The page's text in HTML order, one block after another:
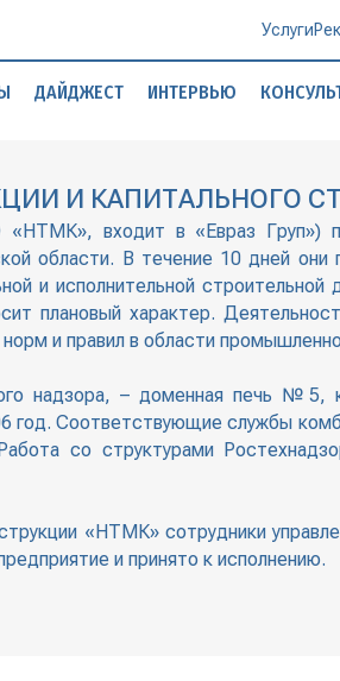
Услуги
ДАЙДЖЕСТ ИНТЕРВЬЮ
И КАПИТАЛЬНОГО
«НТМК», входит в «Евраз Груп»)
области. В течение 10 дней они
и исполнительной строительной
плановый характер.
и правил в области
надзора, – доменная печь
год. Соответствующие службы
со структурами
«НТМК» сотрудники
и принято к исполнению.